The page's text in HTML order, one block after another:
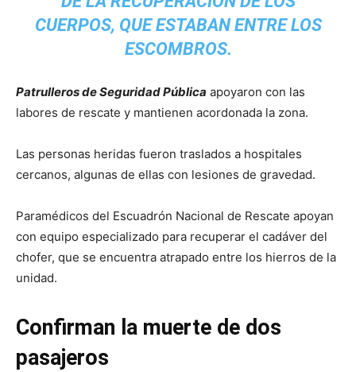
CUERPOS, QUE ESTABAN ENTRE LOS
ESCOMBROS.
Patrulleros de Seguridad Pública apoyaron con las
labores de rescate y mantienen acordonada la zona.
Las personas heridas fueron traslados a hospitales
cercanos, algunas de ellas con lesiones de gravedad.
Paramédicos del Escuadrón Nacional de Rescate apoyan
con equipo especializado para recuperar el cadáver del
chofer, que se encuentra atrapado entre los hierros de la
unidad.
Confirman la muerte de dos
pasajeros